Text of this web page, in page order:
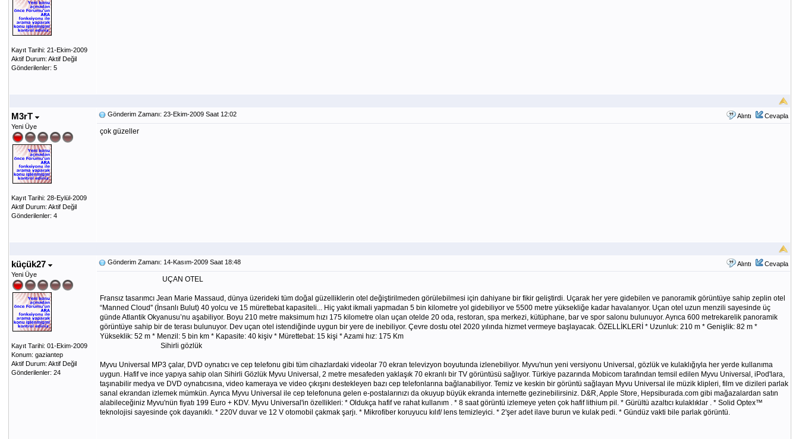
Kayıt Tarihi: 21-Ekim-2009
Aktif Durum: Aktif Değil
Gönderilenler: 5
M3rT
Yeni Üye
Kayıt Tarihi: 28-Eylül-2009
Aktif Durum: Aktif Değil
Gönderilenler: 4
Alıntı Cevapla
Gönderim Zamanı: 23-Ekim-2009 Saat 12:02
çok güzeller
küçük27
Yeni Üye
Kayıt Tarihi: 01-Ekim-2009
Konum: gaziantep
Aktif Durum: Aktif Değil
Gönderilenler: 24
Alıntı Cevapla
Gönderim Zamanı: 14-Kasım-2009 Saat 18:48
UÇAN OTEL
Fransız tasarımcı Jean Marie Massaud, dünya üzerideki tüm doğal güzelliklerin otel değiştirilmeden görülebilmesi için dahiyane bir fikir geliştirdi. Uçarak her yere gidebilen ve panoramik görüntüye sahip zeplin otel
“Manned Cloud'' (İnsanlı Bulut) 40 yolcu ve 15 mürettebat kapasiteli... Hiç yakıt ikmali yapmadan 5 bin kilometre yol gidebiliyor ve 5500 metre yüksekliğe kadar havalanıyor. Uçan otel uzun menzili sayesinde üç
günde Atlantik Okyanusu’nu aşabiliyor. Boyu 210 metre maksimum hızı 175 kilometre olan uçan otelde 20 oda, restoran, spa merkezi, kütüphane, bar ve spor salonu bulunuyor. Ayrıca 600 metrekarelik panoramik
görüntüye sahip bir de terası bulunuyor. Dev uçan otel istendiğinde uygun bir yere de inebiliyor. Çevre dostu otel 2020 yılında hizmet vermeye başlayacak. ÖZELLİKLERİ * Uzunluk: 210 m * Genişlik: 82 m *
Yükseklik: 52 m * Menzil: 5 bin km * Kapasite: 40 kişiv * Mürettebat: 15 kişi * Azami hız: 175 Km
Sihirli gözlük
Myvu Universal MP3 çalar, DVD oynatıcı ve cep telefonu gibi tüm cihazlardaki videolar 70 ekran televizyon boyutunda izlenebiliyor. Myvu'nun yeni versiyonu Universal, gözlük ve kulaklığıyla her yerde kullanıma
uygun. Hafif ve ince yapıya sahip olan Sihirli Gözlük Myvu Universal, 2 metre mesafeden yaklaşık 70 ekranlı bir TV görüntüsü sağlıyor. Türkiye pazarında Mobicom tarafından temsil edilen Myvu Universal, iPod'lara,
taşınabilir medya ve DVD oynatıcısına, video kameraya ve video çıkışını destekleyen bazı cep telefonlarına bağlanabiliyor. Temiz ve keskin bir görüntü sağlayan Myvu Universal ile müzik klipleri, film ve dizileri parlak
sanal ekrandan izlemek mümkün. Ayrıca Myvu Universal ile cep telefonuna gelen e-postalarınızı da okuyup büyük ekranda internette gezinebilirsiniz. D&R, Apple Store, Hepsiburada.com gibi mağazalardan satın
alabileceğiniz Myvu'nün fiyatı 199 Euro + KDV. Myvu Universal'in özellikleri: * Oldukça hafif ve rahat kullanım . * 8 saat görüntü izlemeye yeten çok hafif lithium pil. * Gürültü azaltıcı kulaklıklar . * Solid Optex™
teknolojisi sayesinde çok dayanıklı. * 220V duvar ve 12 V otomobil çakmak şarjı. * Mikrofiber koruyucu kılıf/ lens temizleyici. * 2'şer adet ilave burun ve kulak pedi. * Gündüz vakti bile parlak görüntü.